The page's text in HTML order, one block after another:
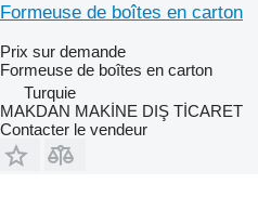
Formeuse de boîtes en carton
Prix sur demande
Formeuse de boîtes en carton
Turquie
MAKDAN MAKİNE DIŞ TİCARET
Contacter le vendeur